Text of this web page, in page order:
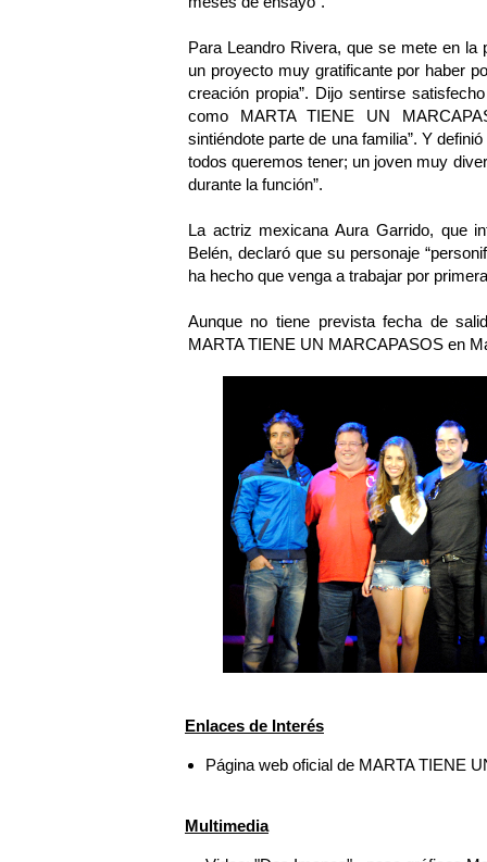
Para Leandro Rivera, que se mete en la
un proyecto muy gratificante por haber
creación propia”. Dijo sentirse
como MARTA TIENE UN
sintiéndote parte de una familia”. Y
todos queremos tener; un joven muy
durante la función”.
La actriz mexicana Aura Garrido, que
Belén, declaró que su personaje
ha hecho que venga a trabajar por
Aunque no tiene prevista fecha de
MARTA TIENE UN MARCAPASOS en
Enlaces de Interés
Página web oficial de MARTA TIENE
Multimedia